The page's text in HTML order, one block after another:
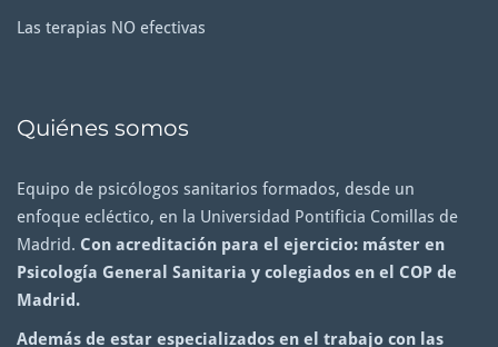
Las terapias NO efectivas
Quiénes somos
Equipo de psicólogos sanitarios formados, desde un
enfoque ecléctico, en la Universidad Pontificia Comillas de
Madrid. Con acreditación para el ejercicio: máster en
Psicología General Sanitaria y colegiados en el COP de
Madrid.
Además de estar especializados en el trabajo con las